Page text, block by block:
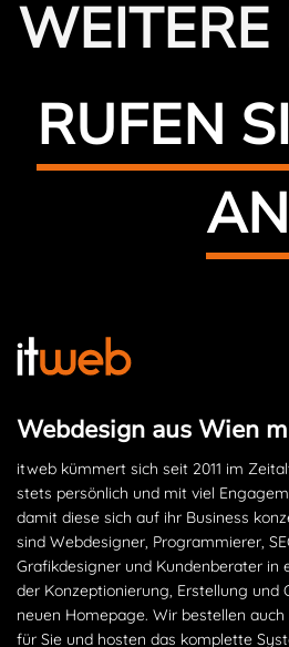
WEITERE
RUFEN
AN
Webdesign aus Wien
itweb kümmert sich seit 2011 im
stets persönlich und mit viel
damit diese sich auf ihr Business
sind Webdesigner, Programmierer,
Grafikdesigner und Kundenberater in
der Konzeptionierung, Erstellung und
neuen Homepage. Wir bestellen
für Sie und hosten das komplette